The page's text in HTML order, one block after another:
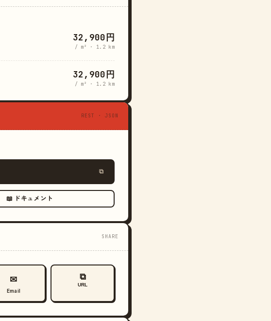
32,900円
/ m² · 1.2 km
32,900円
/ m² · 1.2 km
REST · JSON
⧉
📖 ドキュメント
SHARE
✉
Email
⧉
URL